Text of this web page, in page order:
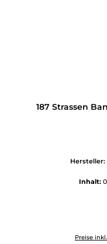
187 Strassen
Hersteller:
Inhalt:
Preise